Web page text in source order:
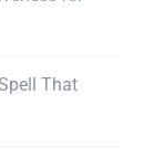
That